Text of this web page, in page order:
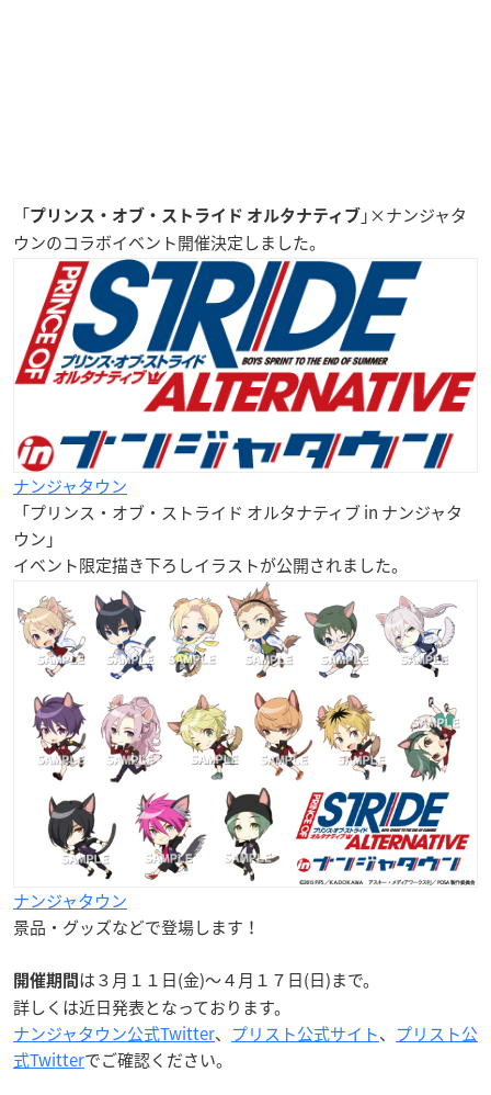
「プリンス・オブ・ストライド オルタナティブ ｣×ナンジャタ
ウンのコラボイベント開催決定しました。
ナンジャタウン
「プリンス・オブ・ストライド オルタナティブ in ナンジャタ
ウン」
イベント限定描き下ろしイラストが公開されました。
ナンジャタウン
景品・グッズなどで登場します！
開催期間 は３月１１日(金)〜４月１７日(日)まで。
詳しくは近日発表となっております。
ナンジャタウン公式Twitter、 プリスト公式サイト、 プリスト公
式Twitterでご確認ください。